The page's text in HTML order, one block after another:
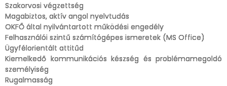
Szakorvosi végzettség
Magabiztos, aktív angol nyelvtudás
OKFŐ által nyilvántartott működési engedély
Felhasználói szintű számítógépes ismeretek (MS Office)
Ügyfélorientált attitűd
Kiemelkedő kommunikációs készség és problémamegoldó
személyiség
Rugalmasság